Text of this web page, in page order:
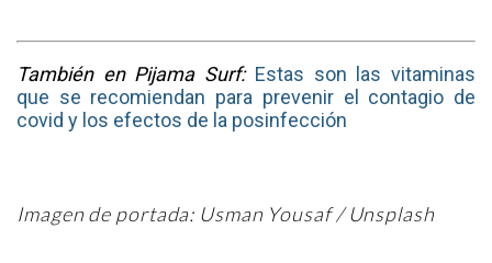
También en Pijama Surf: Estas son las vitaminas
que se recomiendan para prevenir el contagio de
covid y los efectos de la posinfección
Imagen de portada: Usman Yousaf / Unsplash